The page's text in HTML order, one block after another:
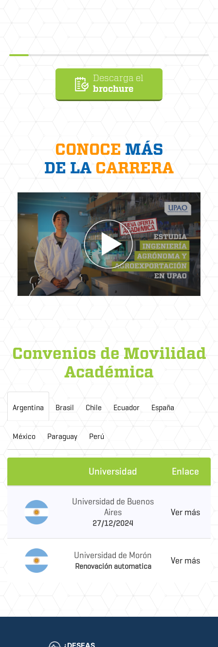
Descarga el
brochure
CONOCE MÁS
DE LA CARRERA
Convenios de Movilidad
Académica
Argentina Brasil Chile Ecuador España
México Paraguay Perú
Universidad Enlace
Universidad de Buenos
Aires
27/12/2024
Ver más
Universidad de Morón
Renovación automatica
Ver más